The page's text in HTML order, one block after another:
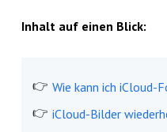
Inhalt auf einen Blick:
Wie kann ich iCloud-
iCloud-Bilder